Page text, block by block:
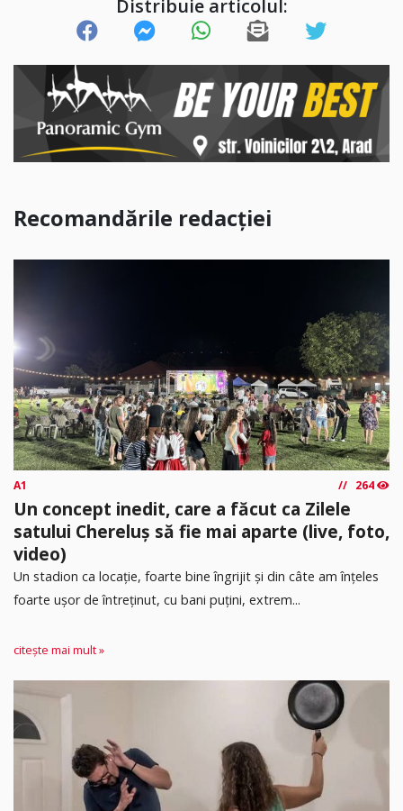
Distribuie articolul:
Recomandările redacției
A1 264
Un concept inedit, care a făcut ca Zilele
satului Chereluș să fie mai aparte (live, foto,
video)
Un stadion ca locație, foarte bine îngrijit și din câte am înțeles
foarte ușor de întreținut, cu bani puțini, extrem...
citește mai mult »